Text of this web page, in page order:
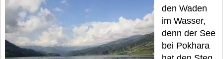
den Waden
im Wasser,
denn der See
bei Pokhara